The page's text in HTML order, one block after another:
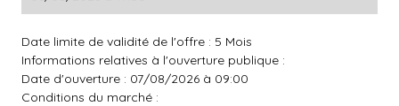
Date limite de validité de l'offre : 5 Mois
Informations relatives à l'ouverture publique :
Date d'ouverture : 07/08/2026 à 09:00
Conditions du marché :